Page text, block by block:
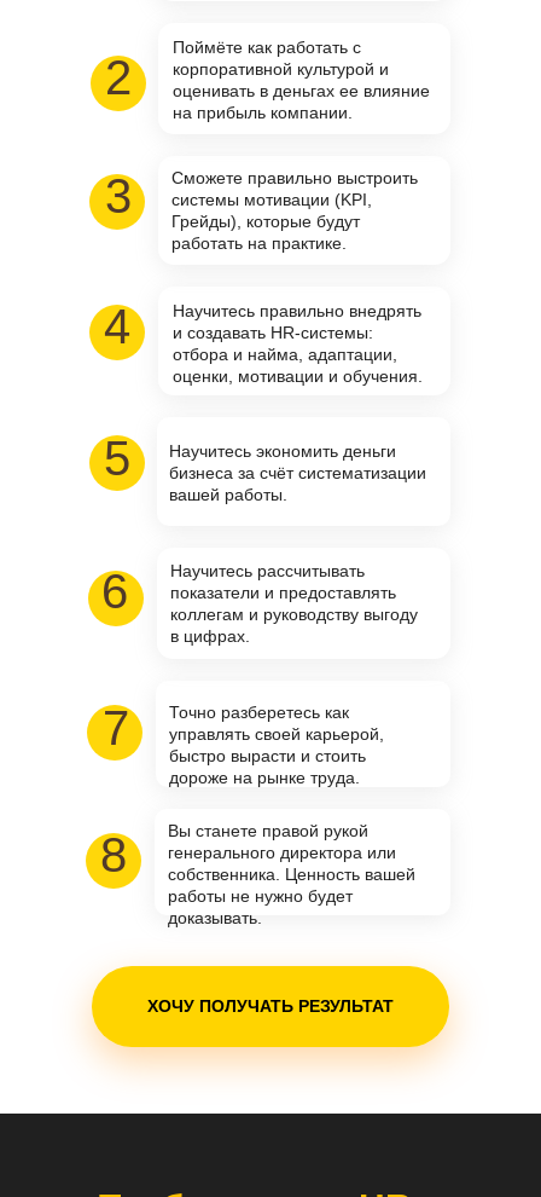
Сможете правильно выстроить
системы мотивации (KPI,
Грейды), которые будут
работать на практике.
3
Научитесь правильно внедрять
и создавать HR-системы:
отбора и найма, адаптации,
оценки, мотивации и обучения.
4
Научитесь экономить деньги
бизнеса за счёт систематизации
вашей работы.
5
Точно разберетесь как
управлять своей карьерой,
быстро вырасти и стоить
дороже на рынке труда.
7
ХОЧУ ПОЛУЧАТЬ РЕЗУЛЬТАТ
6
Научитесь рассчитывать
показатели и предоставлять
коллегам и руководству выгоду
в цифрах.
2
Поймёте как работать с
корпоративной культурой и
оценивать в деньгах ее влияние
на прибыль компании.
Вы станете правой рукой
генерального директора или
собственника. Ценность вашей
работы не нужно будет
доказывать.
8